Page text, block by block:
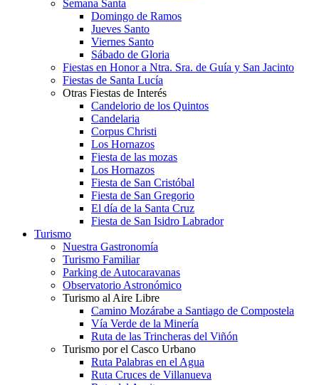
Semana Santa
Domingo de Ramos
Jueves Santo
Viernes Santo
Sábado de Gloria
Fiestas en Honor a Ntra. Sra. de Guía y San Jacinto
Fiestas de Santa Lucía
Otras Fiestas de Interés
Candelorio de los Quintos
Candelaria
Corpus Christi
Los Hornazos
Fiesta de las mozas
Los Hornazos
Fiesta de San Cristóbal
Fiesta de San Gregorio
El día de la Santa Cruz
Fiesta de San Isidro Labrador
Turismo
Nuestra Gastronomía
Turismo Familiar
Parking de Autocaravanas
Observatorio Astronómico
Turismo al Aire Libre
Camino Mozárabe a Santiago de Compostela
Vía Verde de la Minería
Ruta de las Trincheras del Viñón
Turismo por el Casco Urbano
Ruta Palabras en el Agua
Ruta Cruces de Villanueva